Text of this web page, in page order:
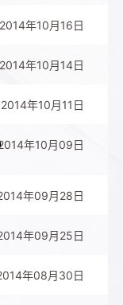
2014年10月16日
2014年10月14日
2014年10月11日
年10月09日
年09月28日
年09月25日
年08月30日